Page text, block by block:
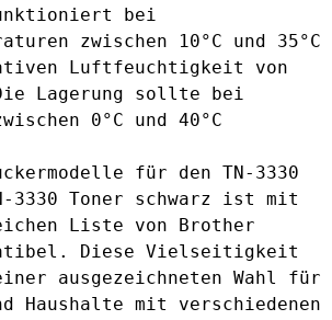
bei
zwischen 10°C und 35°C
Luftfeuchtigkeit von
Lagerung sollte bei
0°C und 40°C
für den TN-3330
3330 Toner schwarz ist mit
Liste von Brother
Diese Vielseitigkeit
ausgezeichneten Wahl für
Haushalte mit verschiedenen